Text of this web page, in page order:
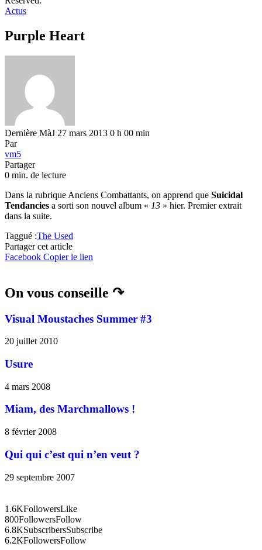
Actus
Purple Heart
Dernière MàJ 27 mars 2013 0 h 00 min
Par
vm5
Partager
0 min. de lecture
Dans la rubrique Anciens Combattants, on apprend que Suicidal
Tendancies a sorti son nouvel album « 13 » hier. Premier extrait
dans la suite.
Taggué :The Used
Partager cet article
Facebook Copier le lien
On vous conseille ↷
Visual Moustaches Summer #3
20 juillet 2010
Usure
4 mars 2008
Miam, des Marchmallows !
8 février 2008
Qui qui c’est qui n’en veut ?
29 septembre 2007
1.6KFollowersLike
800FollowersFollow
6.8KSubscribersSubscribe
6.2KFollowersFollow